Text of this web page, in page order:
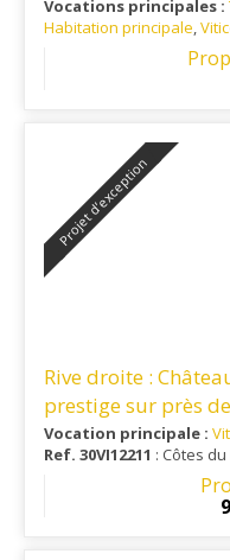
Vocations principales :
Habitation principale,
:
Projet d’exception
Rive droite :
prestige sur près
Côtes du Rhône
Vocation principale :
Ref. 30VI12211 : Côtes